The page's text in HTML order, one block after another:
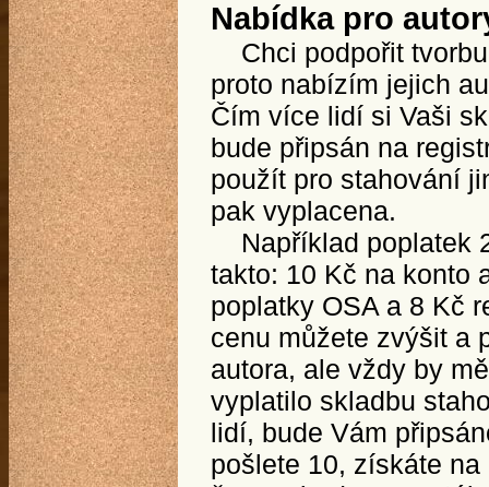
Nabídka pro
Chci podpořit
proto nabízím jejich
Čím více lidí si Vaši
bude připsán na
použít pro stahování
pak vyplacena.
Například poplatek
takto: 10 Kč na konto
poplatky OSA a 8 Kč
cenu můžete zvýšit a
autora, ale vždy by
vyplatilo skladbu
lidí, bude Vám
pošlete 10, získáte